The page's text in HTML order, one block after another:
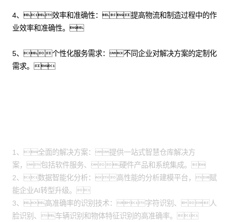
4、效率和准确性：提高物流和制造过程中的作
业效率和准确性。
5、个性化服务需求：不同企业对解决方案的定制化
需求。
1、全面的解决方案：提供一站式智慧仓库解决方
案，包括软件服务、硬件产品和系统集成。
2、数据智能化分析：高性能的分析建模平台，赋
能企业AI转型升级。
3、高准确率的识别技术：字符识别、人
脸识别、车辆识别和物体特征识别的高准确率。